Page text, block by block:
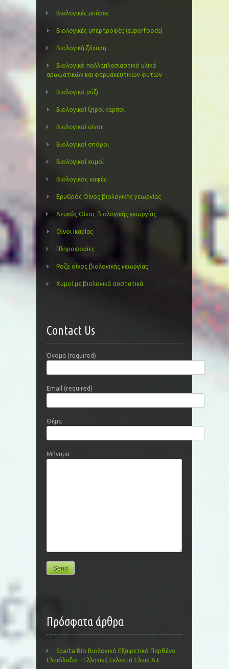
Βιολογικές μπύρες
Βιολογικές υπερτροφές (superfoods)
Βιολογική ζάχαρη
Βιολογικό πολλαπλασιαστικό υλικό
αρωματικών και φαρμακευτικών φυτών
Βιολογικό ρύζι
Βιολογικοί ξηροί καρποί
Βιολογικοί οίνοι
Βιολογικοί σπόροι
Βιολογικοί χυμοί
Βιολογικός καφές
Ερυθρός Οίνος βιολογικής γεωργίας
Λευκός Οίνος βιολογικής γεωργίας
Οίνοι Ικαρίας
Πληροφορίες
Ροζε οίνος βιολογικής γεωργίας
Χυμοί με βιολογικά συστατικά
Contact Us
Όνομα (required)
Email (required)
Θέμα
Μήνυμα
Πρόσφατα άρθρα
Sparta Bio Βιολογικό Εξαιρετικό Παρθένο
Ελαιόλαδο – Ελληνικά Εκλεκτά Έλαια Α.Ε.